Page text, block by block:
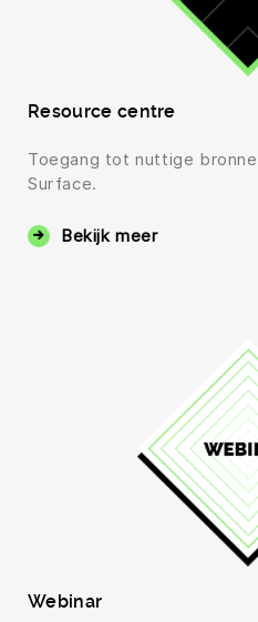
Resource centre
Toegang tot nuttige
Surface.
Bekijk meer
Webinar